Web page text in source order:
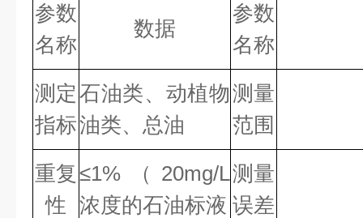
参数
名称
数据
参数
名称
测定
指标
石油类、动植物
油类、总油
测量
范围
重复
性
≤1%（20mg/L
浓度的石油标液
测量
误差